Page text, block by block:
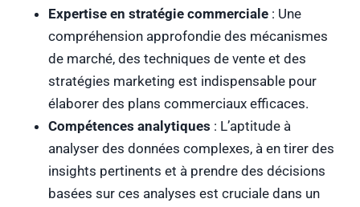
Expertise en stratégie commerciale : Une
compréhension approfondie des mécanismes
de marché, des techniques de vente et des
stratégies marketing est indispensable pour
élaborer des plans commerciaux efficaces.
Compétences analytiques : L’aptitude à
analyser des données complexes, à en tirer des
insights pertinents et à prendre des décisions
basées sur ces analyses est cruciale dans un